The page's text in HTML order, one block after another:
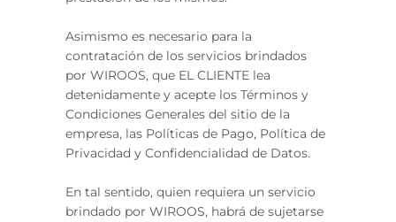
Asimismo es necesario para la
contratación de los servicios brindados
por WIROOS, que EL CLIENTE lea
detenidamente y acepte los Términos y
Condiciones Generales del sitio de la
empresa, las Políticas de Pago, Política de
Privacidad y Confidencialidad de Datos.
En tal sentido, quien requiera un servicio
brindado por WIROOS, habrá de sujetarse